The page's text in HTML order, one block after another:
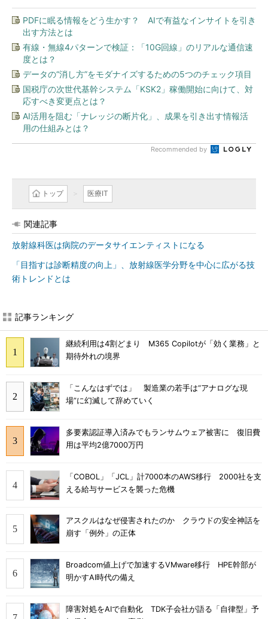
PDFに眠る情報をどう生かす？ AIで有益なインサイトを引き
出す方法とは
有線・無線4パターンで検証：「10G回線」のリアルな通信速
度とは？
データの“消し方”をモダナイズするための5つのチェック項目
国税庁の次世代基幹システム「KSK2」稼働開始に向けて、対
応すべき変更点とは？
AI活用を阻む「ナレッジの断片化」、成果を引き出す情報活
用の仕組みとは？
Recommended by
トップ 医療IT
関連記事
放射線科医は病院のデータサイエンティストになる
「目指すは診断精度の向上」、放射線医学分野を中心に広がる技
術トレンドとは
記事ランキング
継続利用は4割どまり M365 Copilotが「効く業務」と
期待外れの境界
「こんなはずでは」 製造業の若手は“アナログな現
場”に幻滅して辞めていく
多要素認証導入済みでもランサムウェア被害に 復旧費
用は平均2億7000万円
「COBOL」「JCL」計7000本のAWS移行 2000社を支
える給与サービスを襲った危機
アスクルはなぜ侵害されたのか クラウドの安全神話を
崩す「例外」の正体
Broadcom値上げで加速するVMware移行 HPE幹部が
明かすAI時代の備え
障害対処をAIで自動化 TDK子会社が語る「自律型」予